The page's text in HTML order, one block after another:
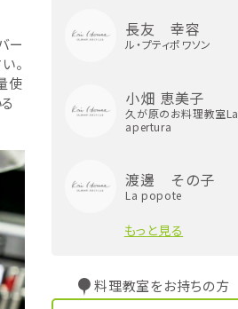
ー
。
使
長友 幸容
ル・プティポワソン
小畑 恵美子
久が原のお料理教室La
apertura
渡邊 その子
La popote
もっと見る
料理教室をお持ちの方